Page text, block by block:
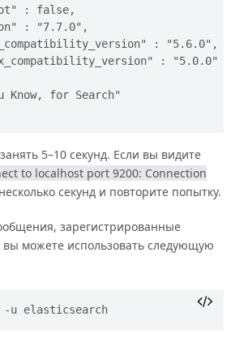
: false,
: "7.7.0",
: "5.6.0",
: "5.0.0"
Know, for Search"
5–10 секунд. Если вы видите
to localhost port 9200: Connection
секунд и повторите попытку.
зарегистрированные
вы можете использовать следующую
u elasticsearch